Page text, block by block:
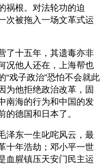
祸根。对法轮功的迫
次被拖入一场文革式运
了十五年，其遗毒亦非
况他人还在，上海帮也
“戏子政治”恐怕不会就此
为他拒绝政治改革，固
南海的行为和中国的发
的德国和日本了。
泽东一生叱咤风云，最
十年浩劫；邓小平一世
血腥镇压天安门民主运